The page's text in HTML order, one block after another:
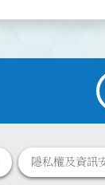
隱私權及資訊